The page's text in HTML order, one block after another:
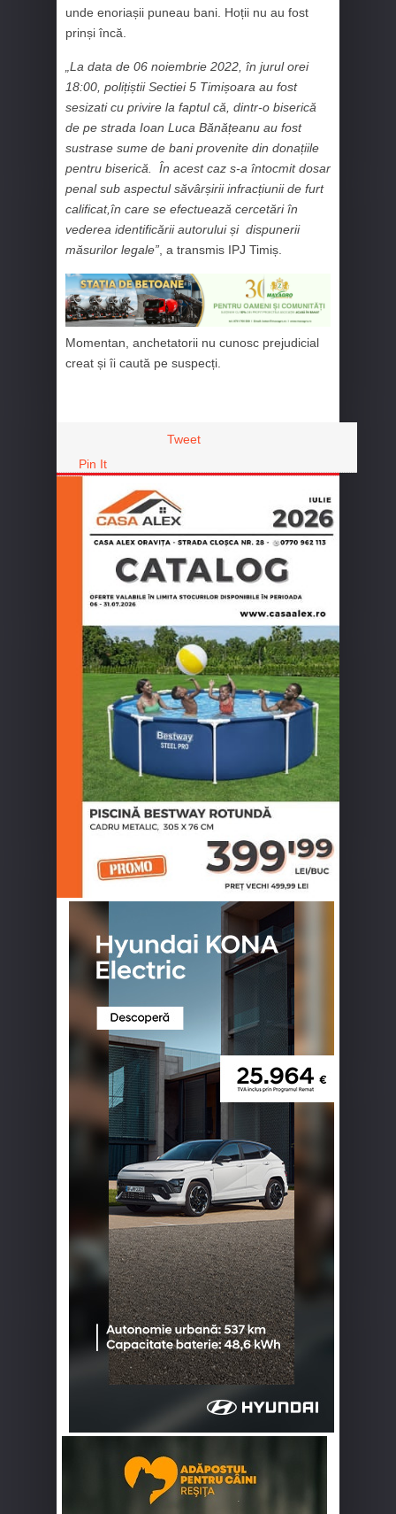
unde enoriașii puneau bani. Hoții nu au fost
prinși încă.
„La data de 06 noiembrie 2022, în jurul orei
18:00, polițiștii Sectiei 5 Timișoara au fost
sesizati cu privire la faptul că, dintr-o biserică
de pe strada Ioan Luca Bănățeanu au fost
sustrase sume de bani provenite din donațiile
pentru biserică. În acest caz s-a întocmit dosar
penal sub aspectul săvârșirii infracțiunii de furt
calificat,în care se efectuează cercetări în
vederea identificării autorului și dispunerii
măsurilor legale” , a transmis IPJ Timiș.
Momentan, anchetatorii nu cunosc prejudicial
creat și îi caută pe suspecți.
Tweet
Pin It